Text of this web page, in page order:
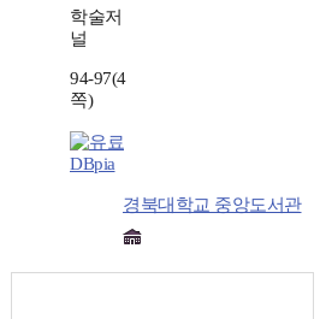
학술저
널
94-97(4
쪽)
DBpia
경북대학교 중앙도서관